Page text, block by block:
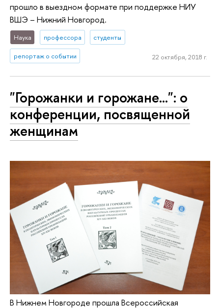
прошло в выездном формате при поддержке НИУ
ВШЭ – Нижний Новгород.
Наука профессора студенты
репортаж о событии 22 октября, 2018 г.
"Горожанки и горожане...": о
конференции, посвященной
женщинам
В Нижнем Новгороде прошла Всероссийская